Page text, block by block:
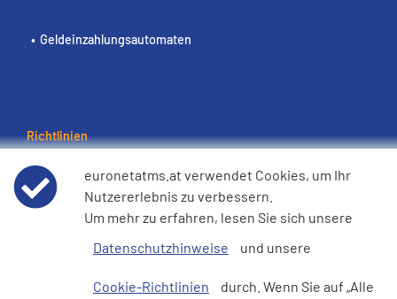
Geldeinzahlungsautomaten
Richtlinien
Nutzungsbedingungen
Datenschutzhinweis
euronetatms.at verwendet Cookies, um Ihr
Nutzererlebnis zu verbessern.
Um mehr zu erfahren, lesen Sie sich unsere
Datenschutzhinweise
und unsere
Cookie-Richtlinien durch. Wenn Sie auf „Alle